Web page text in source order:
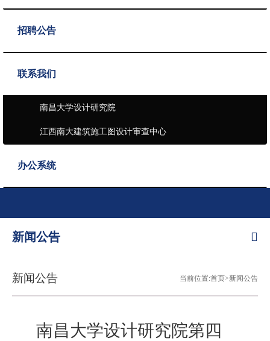
招聘公告
联系我们
南昌大学设计研究院
江西南大建筑施工图设计审查中心
办公系统
新闻公告
新闻公告 当前位置:首页>新闻公告
南昌大学设计研究院第四